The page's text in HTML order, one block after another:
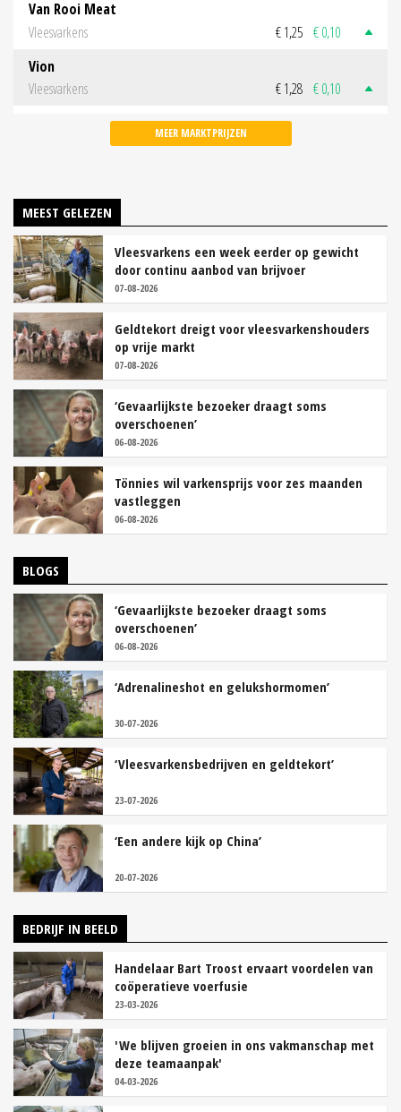
Van Rooi Meat
Vleesvarkens
€ 1,25 € 0,10
Vion
Vleesvarkens
€ 1,28 € 0,10
MEER MARKTPRIJZEN
MEEST GELEZEN
Vleesvarkens een week eerder op gewicht
door continu aanbod van brijvoer
07-08-2026
Geldtekort dreigt voor vleesvarkenshouders
op vrije markt
07-08-2026
‘Gevaarlijkste bezoeker draagt soms
overschoenen’
06-08-2026
Tönnies wil varkensprijs voor zes maanden
vastleggen
06-08-2026
BLOGS
‘Gevaarlijkste bezoeker draagt soms
overschoenen’
06-08-2026
‘Adrenalineshot en gelukshormomen’
30-07-2026
‘Vleesvarkensbedrijven en geldtekort’
23-07-2026
‘Een andere kijk op China’
20-07-2026
BEDRIJF IN BEELD
Handelaar Bart Troost ervaart voordelen van
coöperatieve voerfusie
23-03-2026
'We blijven groeien in ons vakmanschap met
deze teamaanpak'
04-03-2026